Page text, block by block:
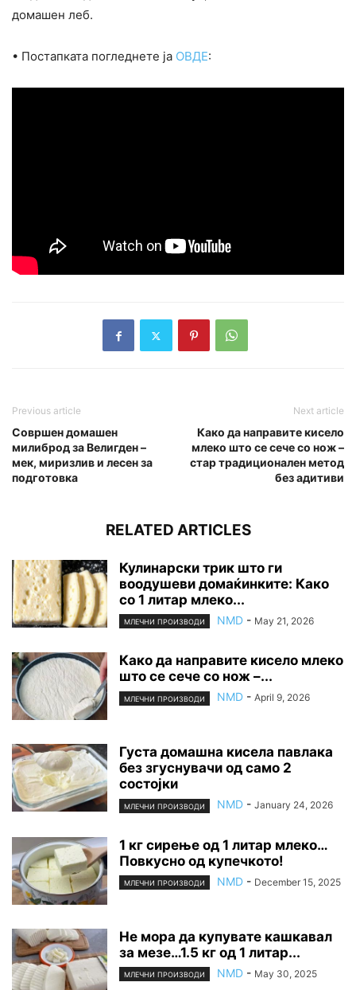
домашен леб.
• Постапката погледнете ја ОВДЕ:
Previous article
Совршен домашен
милиброд за Велигден –
мек, миризлив и лесен за
подготовка
Next article
Како да направите кисело
млеко што се сече со нож –
стар традиционален метод
без адитиви
RELATED ARTICLES
Кулинарски трик што ги
воодушеви домаќинките: Како
со 1 литар млеко...
МЛЕЧНИ ПРОИЗВОДИ NMD - May 21, 2026
Како да направите кисело млеко
што се сече со нож –...
МЛЕЧНИ ПРОИЗВОДИ NMD - April 9, 2026
Густа домашна кисела павлака
без згуснувачи од само 2
состојки
МЛЕЧНИ ПРОИЗВОДИ NMD - January 24, 2026
1 кг сирење од 1 литар млеко…
Повкусно од купечкото!
МЛЕЧНИ ПРОИЗВОДИ NMD - December 15, 2025
Не мора да купувате кашкавал
за мезе…1.5 кг од 1 литар...
МЛЕЧНИ ПРОИЗВОДИ NMD - May 30, 2025